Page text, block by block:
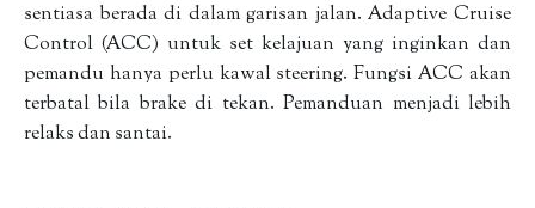
sentiasa berada di dalam garisan jalan. Adaptive Cruise
Control (ACC) untuk set kelajuan yang inginkan dan
pemandu hanya perlu kawal steering. Fungsi ACC akan
terbatal bila brake di tekan. Pemanduan menjadi lebih
relaks dan santai.